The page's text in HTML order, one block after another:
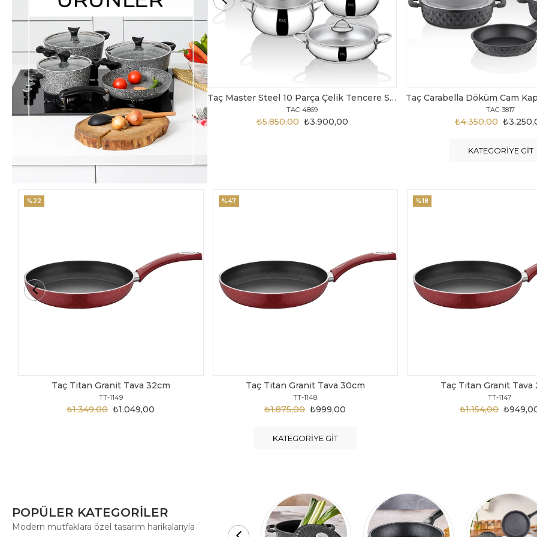
TAC-4869
₺3.900,00
₺5.850,00
Taç Carabella Döküm Cam Kapak 7 Parça Tencere Seti Siyah
TAC-3817
₺3.250,00
₺4.350,00
TAC-3730
₺6.300,00
KATEGORIYE GIT
Taç Titan Granit Tava 30cm
TT-1148
₺999,00
₺1.875,00
%47
Taç Titan Granit Tava 28cm
TT-1147
₺949,00
₺1.154,00
%18
Taç Titan Granit Tava
TT-1146
₺1.124,00
%20
KATEGORIYE GIT
POPÜLER KATEGORİLER
Modern mutfaklara özel tasarım harikalarıyla